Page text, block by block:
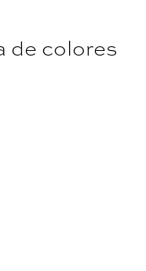
de colores